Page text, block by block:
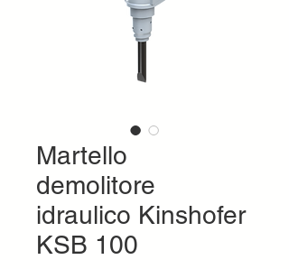
Martello
demolitore
idraulico Kinshofer
KSB 100